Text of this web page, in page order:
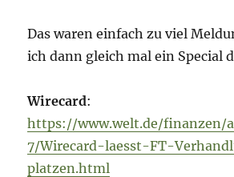
Das waren einfach zu viel
ich dann gleich mal ein Special
Wirecard:
https://www.welt.de/finanzen/
7/Wirecard-laesst-FT-
platzen.html